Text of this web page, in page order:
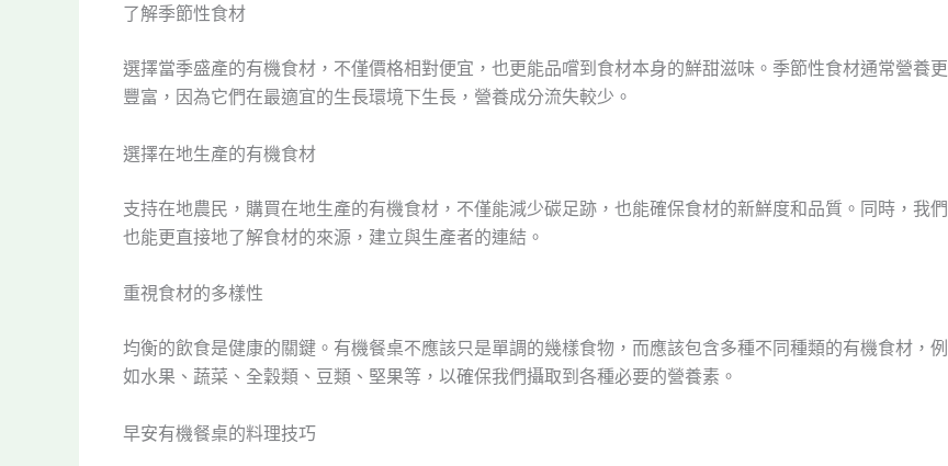
了解季節性食材
選擇當季盛產的有機食材，不僅價格相對便宜，也更能品嚐到食材本身的鮮甜滋味。季節性食材通常營養更
豐富，因為它們在最適宜的生長環境下生長，營養成分流失較少。
選擇在地生產的有機食材
支持在地農民，購買在地生產的有機食材，不僅能減少碳足跡，也能確保食材的新鮮度和品質。同時，我們
也能更直接地了解食材的來源，建立與生產者的連結。
重視食材的多樣性
均衡的飲食是健康的關鍵。有機餐桌不應該只是單調的幾樣食物，而應該包含多種不同種類的有機食材，例
如水果、蔬菜、全穀類、豆類、堅果等，以確保我們攝取到各種必要的營養素。
早安有機餐桌的料理技巧